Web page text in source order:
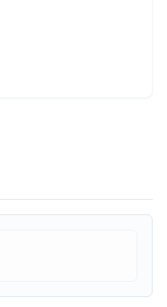
它把形狀整理好
事）
，而是只包一個很明確